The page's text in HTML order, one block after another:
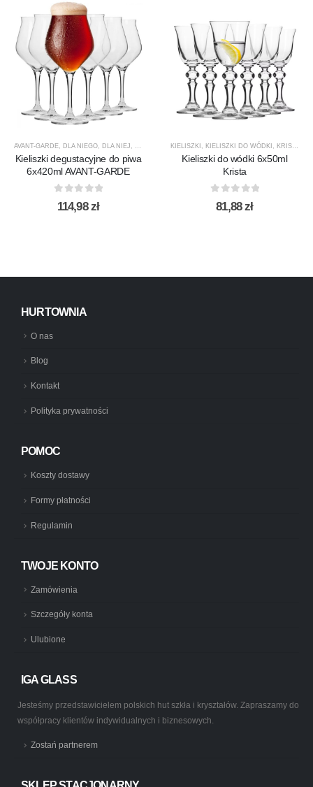
AVANT-GARDE, DLA NIEGO, DLA NIEJ , KIELISZKI KIELISZKI DO PIWA, KROSNO GLASS ,
Kieliszki degustacyjne do piwa
6x420ml AVANT-GARDE
out of 5
114,98zł
KIELISZKI , KIELISZKI DO WÓDKI , KRISTA
Kieliszki do wódki 6x50ml
Krista
out of 5
81,88zł
HURTOWNIA
O nas
Blog
Kontakt
Polityka prywatności
POMOC
Koszty dostawy
Formy płatności
Regulamin
TWOJE KONTO
Zamówienia
Szczegóły konta
Ulubione
IGA GLASS
Jesteśmy przedstawicielem polskich hut szkła i kryształów. Zapraszamy do
współpracy klientów indywidualnych i biznesowych.
Zostań partnerem